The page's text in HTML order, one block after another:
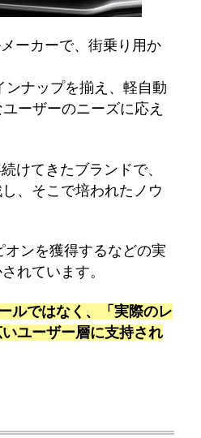
ーカーで、街乗り用か
ンナップを揃え、軽自動
ーザーのニーズに応え
けてきたブランドで、
、そこで培われたノウ
ンを獲得するなどの実
れています。
ルではなく、「実際のレ
ユーザー層に支持され